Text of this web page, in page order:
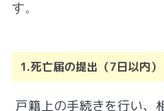
す。
1.死亡届の提出（7日以内）
戸籍上の手続きを行い、